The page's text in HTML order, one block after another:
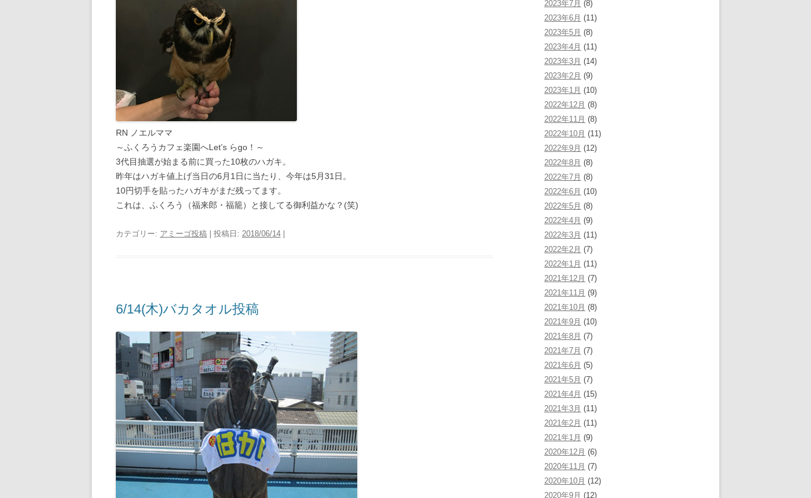
RN ノエルママ
～ふくろうカフェ楽園へLet’s らgo！～
3代目抽選が始まる前に買った10枚のハガキ。
昨年はハガキ値上げ当日の6月1日に当たり、今年は5月31日。
10円切手を貼ったハガキがまだ残ってます。
これは、ふくろう（福来郎・福籠）と接してる御利益かな？(笑)
カテゴリー: アミーゴ投稿 | 投稿日: 2018/06/14
6/14(木)バカタオル投稿
2023年7月 (8)
2023年6月 (11)
2023年5月 (8)
2023年4月 (11)
2023年3月 (14)
2023年2月 (9)
2023年1月 (10)
2022年12月 (8)
2022年11月 (8)
2022年10月 (11)
2022年9月 (12)
2022年8月 (8)
2022年7月 (8)
2022年6月 (10)
2022年5月 (8)
2022年4月 (9)
2022年3月 (11)
2022年2月 (7)
2022年1月 (11)
2021年12月 (7)
2021年11月 (9)
2021年10月 (8)
2021年9月 (10)
2021年8月 (7)
2021年7月 (7)
2021年6月 (5)
2021年5月 (7)
2021年4月 (15)
2021年3月 (11)
2021年2月 (11)
2021年1月 (9)
2020年12月 (6)
2020年11月 (7)
2020年10月 (12)
2020年9月 (12)